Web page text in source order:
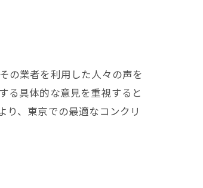
の業者を利用した人々の声を
る具体的な意見を重視すると
り、東京での最適なコンクリ